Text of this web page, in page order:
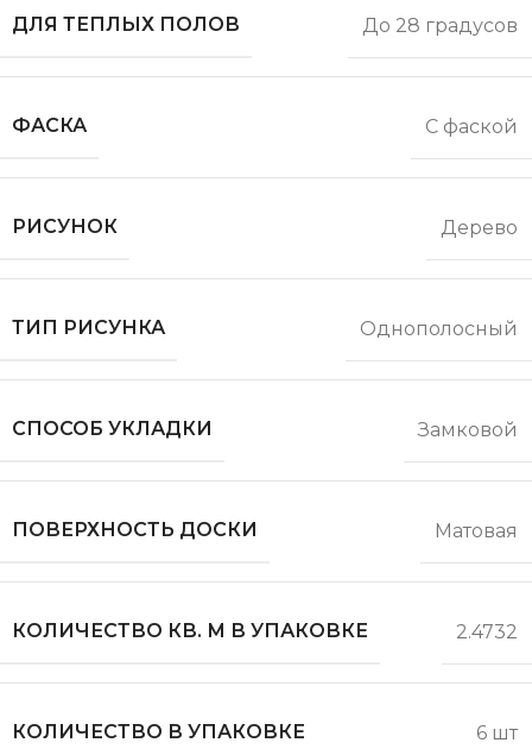
ДЛЯ ТЕПЛЫХ ПОЛОВ До 28 градусов
ФАСКА С фаской
РИСУНОК Дерево
ТИП РИСУНКА Однополосный
СПОСОБ УКЛАДКИ Замковой
ПОВЕРХНОСТЬ ДОСКИ Матовая
КОЛИЧЕСТВО КВ. М В УПАКОВКЕ 2.4732
КОЛИЧЕСТВО В УПАКОВКЕ 6 шт